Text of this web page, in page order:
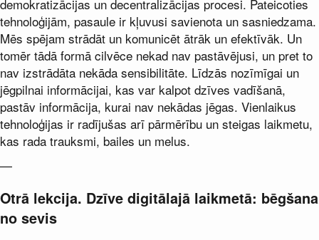
demokratizācijas un decentralizācijas procesi. Pateicoties
tehnoloģijām, pasaule ir kļuvusi savienota un sasniedzama.
Mēs spējam strādāt un komunicēt ātrāk un efektīvāk. Un
tomēr tādā formā cilvēce nekad nav pastāvējusi, un pret to
nav izstrādāta nekāda sensibilitāte. Līdzās nozīmīgai un
jēgpilnai informācijai, kas var kalpot dzīves vadīšanā,
pastāv informācija, kurai nav nekādas jēgas. Vienlaikus
tehnoloģijas ir radījušas arī pārmērību un steigas laikmetu,
kas rada trauksmi, bailes un melus.
—
Otrā lekcija. Dzīve digitālajā laikmetā: bēgšana
no sevis